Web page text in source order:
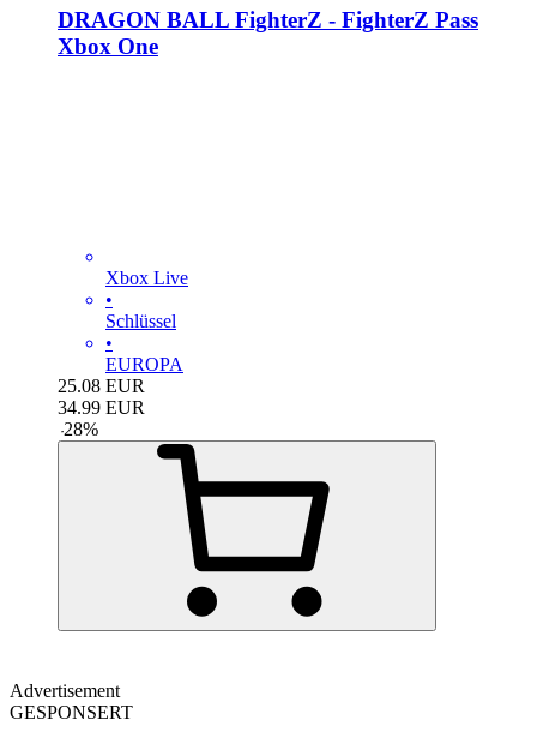
DRAGON BALL FighterZ - FighterZ Pass
Xbox One
Xbox Live
•
Schlüssel
•
EUROPA
25.08 EUR
34.99 EUR
-28%
Advertisement
GESPONSERT